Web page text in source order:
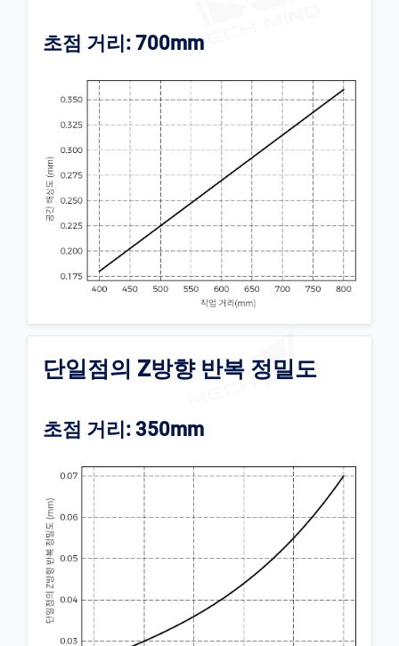
초점 거리: 700mm
단일점의 Z방향 반복 정밀도
초점 거리: 350mm